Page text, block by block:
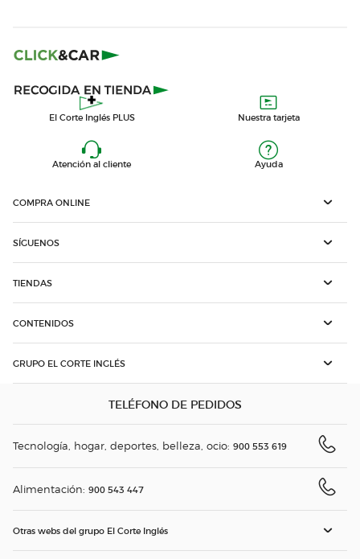
El Corte Inglés PLUS Nuestra tarjeta
Atención al cliente Ayuda
COMPRA ONLINE
SÍGUENOS
TIENDAS
CONTENIDOS
GRUPO EL CORTE INGLÉS
TELÉFONO DE PEDIDOS
Tecnología, hogar, deportes, belleza, ocio: 900 553 619
Alimentación: 900 543 447
Otras webs del grupo El Corte Inglés